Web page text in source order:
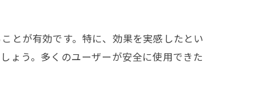
とが有効です。特に、効果を実感したとい
ょう。多くのユーザーが安全に使用できた